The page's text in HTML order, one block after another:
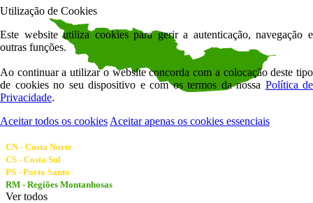
CN - Costa Norte
CS - Costa Sul
PS - Porto Santo
RM - Regiões Montanhosas
Ver todos
Utilização de Cookies
Este website utiliza cookies para gerir a autenticação, navegação e
outras funções.
Ao continuar a utilizar o website concorda com a colocação deste tipo
de cookies no seu dispositivo e com os termos da nossa Política de
Privacidade.
Aceitar todos os cookies Aceitar apenas os cookies essenciais